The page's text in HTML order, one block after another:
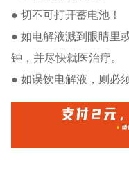
● 切不可打开蓄电池！
● 如电解液溅到眼睛里
钟，并尽快就医治疗。
● 如误饮电解液，则必